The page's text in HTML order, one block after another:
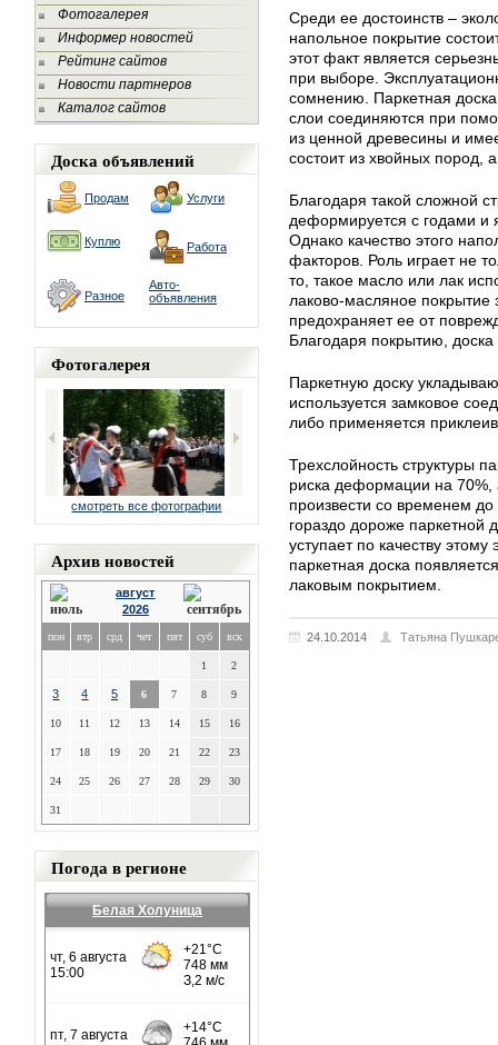
Фотогалерея
Информер новостей
Рейтинг сайтов
Новости партнеров
Каталог сайтов
Доска объявлений
Продам Услуги
Куплю Работа
Разное
Авто-
объявления
Фотогалерея
смотреть все фотографии
Архив новостей
август
2026
пон втр срд чет пят суб вск
1 2
3 4 5 6 7 8 9
10 11 12 13 14 15 16
17 18 19 20 21 22 23
24 25 26 27 28 29 30
31
Погода в регионе
Белая Холуница
Среди ее достоинств –
напольное покрытие
этот факт является
при выборе.
сомнению. Паркетная
слои соединяются при
из ценной древесины и
состоит из хвойных пород,
Благодаря такой сложной
деформируется с годами и
Однако качество этого
факторов. Роль играет не
то, такое масло или лак
лаково-масляное
предохраняет ее от
Благодаря покрытию,
Паркетную доску
используется замковое
либо применяется
Трехслойность структуры
риска деформации на 70%,
произвести со временем
гораздо дороже паркетной
уступает по качеству
паркетная доска
лаковым покрытием.
24.10.2014 Татьяна